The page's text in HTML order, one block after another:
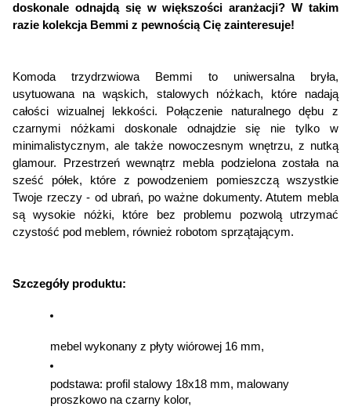
Sposób montażu:
Wolnostojący Stojący
Akcja specjalna:
Nowość
Materiał frontów:
Płyta wiórowa laminowana
Materiał korpusu:
Płyta wiórowa laminowana
Na boki
Matowe
Wykończenie frontów:
doskonale odnajdą się w większości aranżacji? W takim
razie kolekcja Bemmi z pewnością Cię zainteresuje!
Komoda trzydrzwiowa Bemmi to uniwersalna bryła,
usytuowana na wąskich, stalowych nóżkach, które nadają
całości wizualnej lekkości. Połączenie naturalnego dębu z
czarnymi nóżkami doskonale odnajdzie się nie tylko w
minimalistycznym, ale także nowoczesnym wnętrzu, z nutką
glamour. Przestrzeń wewnątrz mebla podzielona została na
sześć półek, które z powodzeniem pomieszczą wszystkie
Twoje rzeczy - od ubrań, po ważne dokumenty. Atutem mebla
są wysokie nóżki, które bez problemu pozwolą utrzymać
czystość pod meblem, również robotom sprzątającym.
Szczegóły produktu:
mebel wykonany z płyty wiórowej 16 mm,
podstawa: profil stalowy 18x18 mm, malowany
proszkowo na czarny kolor,